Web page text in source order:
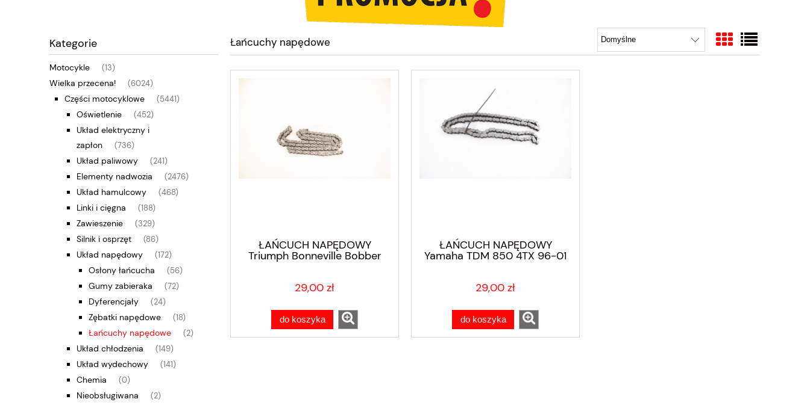
Kategorie
Motocykle (13)
Wielka przecena! (6024)
Części motocyklowe (5441)
Oświetlenie (452)
Układ elektryczny i
zapłon
(736)
Układ paliwowy (241)
Elementy nadwozia (2476)
Układ hamulcowy (468)
Linki i cięgna (188)
Zawieszenie (329)
Silnik i osprzęt (86)
Układ napędowy (172)
Osłony łańcucha (56)
Gumy zabieraka (72)
Dyferencjały (24)
Zębatki napędowe (18)
Łańcuchy napędowe (2)
Układ chłodzenia (149)
Układ wydechowy (141)
Chemia (0)
Nieobsługiwana (2)
Łańcuchy napędowe
ŁAŃCUCH NAPĘDOWY
Triumph Bonneville Bobber
29,00 zł
do koszyka
ŁAŃCUCH NAPĘDOWY
Yamaha TDM 850 4TX 96-01
29,00 zł
do koszyka